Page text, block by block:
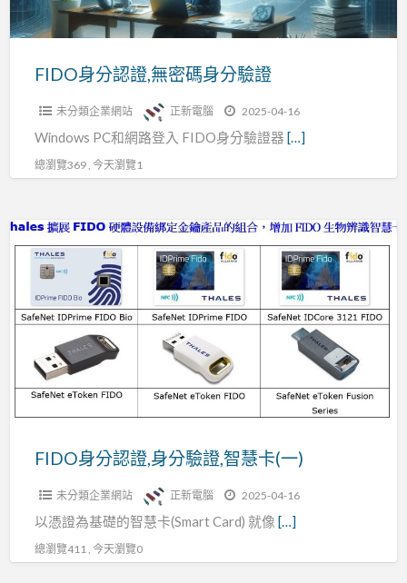
碼
身
FIDO身分認證,無密碼身分驗證
未分類企業網站 正新電腦 2025-04-16
Windows PC和網路登入 FIDO身分驗證器 […]
總瀏覽369 , 今天瀏覽1
FIDO
認
證,
(一)
FIDO身分認證,身分驗證,智慧卡(一)
未分類企業網站 正新電腦 2025-04-16
以憑證為基礎的智慧卡(Smart Card) 就像 […]
總瀏覽411 , 今天瀏覽0